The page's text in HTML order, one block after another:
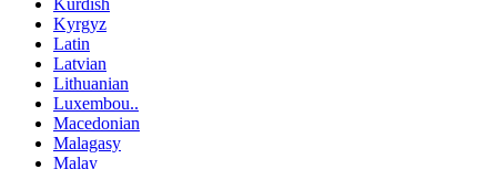
Kyrgyz
Latin
Latvian
Lithuanian
Luxembou..
Macedonian
Malagasy
Malay